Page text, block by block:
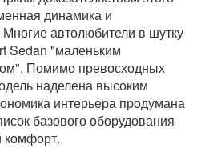
динамика и
автолюбители в шутку
Sedan "маленьким
Помимо превосходных
наделена высоким
интерьера продумана
базового оборудования
комфорт.